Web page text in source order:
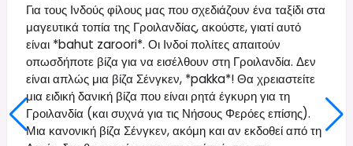
Για τους Ινδούς φίλους μας που σχεδιάζουν ένα ταξίδι στα
μαγευτικά τοπία της Γροιλανδίας, ακούστε, γιατί αυτό
είναι *bahut zaroori*. Οι Ινδοί πολίτες απαιτούν
οπωσδήποτε βίζα για να εισέλθουν στη Γροιλανδία. Δεν
είναι απλώς μια βίζα Σένγκεν, *pakka*! Θα χρειαστείτε
μια ειδική δανική βίζα που είναι ρητά έγκυρη για τη
Γροιλανδία (και συχνά για τις Νήσους Φερόες επίσης).
Μια κανονική βίζα Σένγκεν, ακόμη και αν εκδοθεί από τη